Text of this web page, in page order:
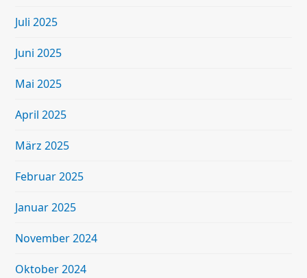
Juli 2025
Juni 2025
Mai 2025
April 2025
März 2025
Februar 2025
Januar 2025
November 2024
Oktober 2024